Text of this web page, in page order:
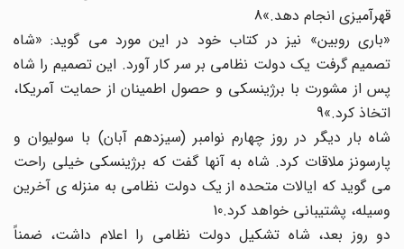
قهرآمیزی انجام دهد.»8
«باری روبین» نیز در کتاب خود در این مورد می گوید: «شاه
تصمیم گرفت یک دولت نظامی بر سر کار آورد. این تصمیم را شاه
پس از مشورت با برژینسکی و حصول اطمینان از حمایت آمریکا،
اتخاذ کرد.»9
شاه بار دیگر در روز چهارم نوامبر (سیزدهم آبان) با سولیوان و
پارسونز ملاقات کرد. شاه به آنها گفت که برژینسکی خیلی راحت
می گوید که ایالات متحده از یک دولت نظامی به منزله ی آخرین
وسیله، پشتیبانی خواهد کرد.10
دو روز بعد، شاه تشکیل دولت نظامی را اعلام داشت، ضمناً